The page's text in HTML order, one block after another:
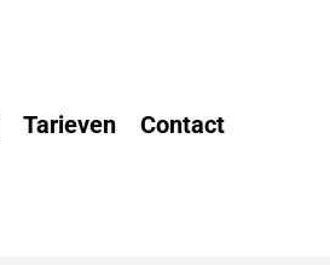
Tarieven Contact